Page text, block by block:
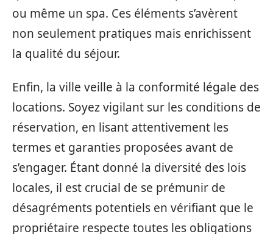
ou même un spa. Ces éléments s’avèrent
non seulement pratiques mais enrichissent
la qualité du séjour.
Enfin, la ville veille à la conformité légale des
locations. Soyez vigilant sur les conditions de
réservation, en lisant attentivement les
termes et garanties proposées avant de
s’engager. Étant donné la diversité des lois
locales, il est crucial de se prémunir de
désagréments potentiels en vérifiant que le
propriétaire respecte toutes les obligations